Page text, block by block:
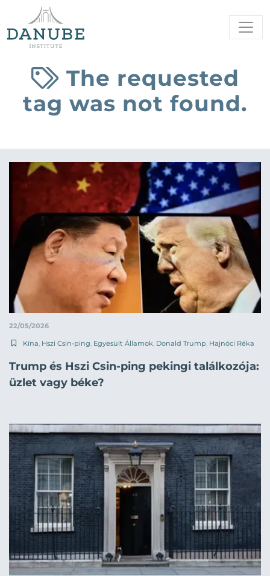
The requested
tag was not found.
22/05/2026
Kína Hszi Csin-ping Egyesült Államok Donald Trump Hajnóci Réka
Trump és Hszi Csin-ping pekingi találkozója:
üzlet vagy béke?